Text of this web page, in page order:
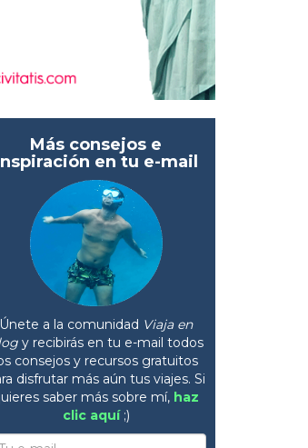
Más consejos e
en tu e-mail
Únete a la comunidad Viaja en
y recibirás en tu e-mail todos
consejos y recursos gratuitos
disfrutar más aún tus viajes. Si
saber más sobre mí, haz
clic aquí;)